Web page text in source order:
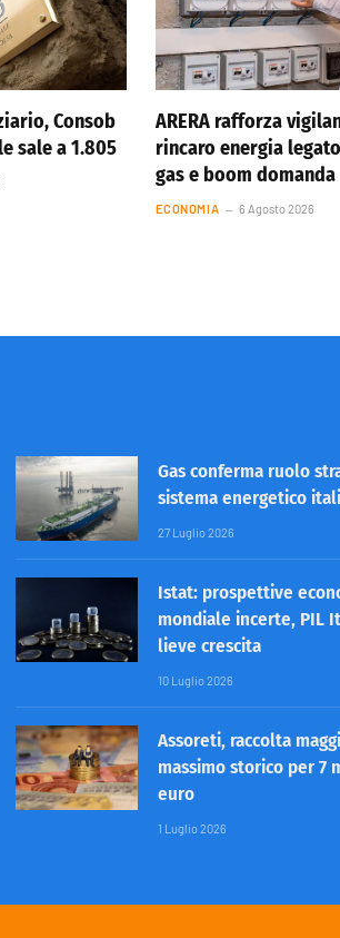
Consob
sale a 1.805
ARERA rafforza
rincaro energia
gas e boom domanda
ECONOMIA 6 Agosto 2026
Gas conferma ruolo
sistema energetico
27 Luglio 2026
Istat: prospettive
mondiale incerte, PIL
lieve crescita
10 Luglio 2026
Assoreti, raccolta
massimo storico per 7
euro
1 Luglio 2026